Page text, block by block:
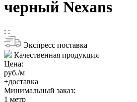
черный Nexans
: :
Экспресс поставка
Качественная продукция
Цена:
руб./м
+доставка
Минимальный заказ:
1 метр